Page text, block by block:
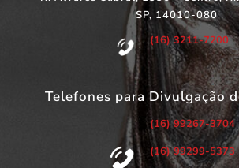
SP, 14010-080
(16) 3211-7200
Telefones para Divulgação
(16) 99267-3704
(16) 99299-5373